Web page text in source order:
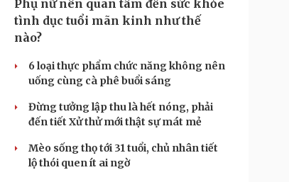
Phụ nữ nên quan tâm đến sức khỏe
tình dục tuổi mãn kinh như thế
nào?
6 loại thực phẩm chức năng không nên
uống cùng cà phê buổi sáng
Đừng tưởng lập thu là hết nóng, phải
đến tiết Xử thử mới thật sự mát mẻ
Mèo sống thọ tới 31 tuổi, chủ nhân tiết
lộ thói quen ít ai ngờ